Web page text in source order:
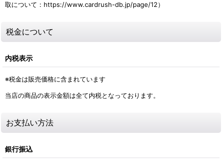
取について：https://www.cardrush-db.jp/page/12）
税金について
内税表示
※税金は販売価格に含まれています
当店の商品の表示金額は全て内税となっております。
お支払い方法
銀行振込